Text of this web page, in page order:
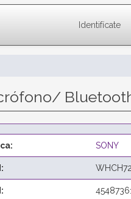
Identifícate
SONY